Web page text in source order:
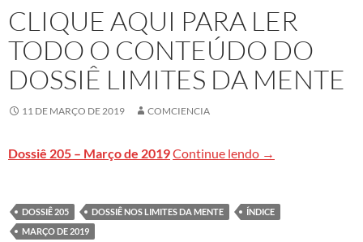
CLIQUE AQUI PARA LER
TODO O CONTEÚDO DO
DOSSIÊ LIMITES DA MENTE
11 DE MARÇO DE 2019 COMCIENCIA
Dossiê 205 – Março de 2019Continue lendo Clique aqui para
→
DOSSIÊ 205 DOSSIÊ NOS LIMITES DA MENTE
ÍNDICE
MARÇO DE 2019